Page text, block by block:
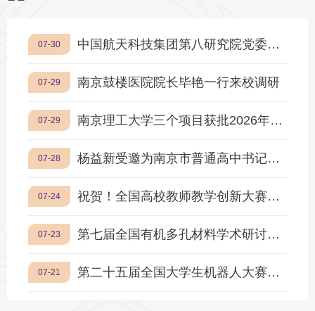
07-30 中国航天科技集团第八研究院党委书记王波兰一行来校调研
07-29 南京鼓楼医院院长毕艳一行来校调研
07-29 南京理工大学三个项目获批2026年度教育部大中小学课程教材研究项目
07-28 杨益新受邀为南京市普通高中书记校长领导力提升培训班作主题报告
07-24 祝贺！全国高校教师教学创新大赛南理工再创佳绩！
07-23 第七届全国有机多孔材料学术研讨会在南京举办
07-21 第二十五届全国大学生机器人大赛ROBOCON暨ABU ROBOCON 2026国内选拔赛在江阴校区举行